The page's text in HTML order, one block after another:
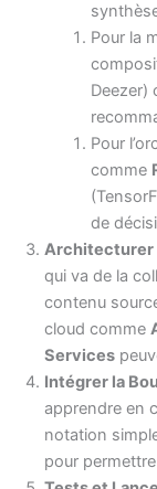
Pour la
Deezer)
Pour
comme
de
Architecturer
qui va de la
contenu
cloud comme
Services
Intégrer la
apprendre en
notation
pour permettre